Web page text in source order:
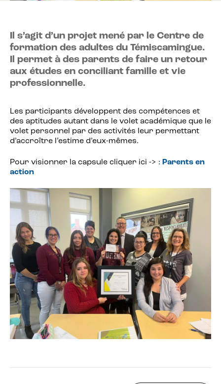
Il s’agit d’un projet mené par le Centre de
formation des adultes du Témiscamingue.
Il permet à des parents de faire un retour
aux études en conciliant famille et vie
professionnelle.
Les participants développent des compétences et
des aptitudes autant dans le volet académique que le
volet personnel par des activités leur permettant
d’accroître l’estime d’eux-mêmes.
Pour visionner la capsule cliquer ici -> : Parents en
action